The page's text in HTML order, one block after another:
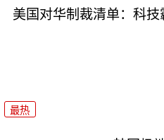
美国对华制裁清单：科
最热